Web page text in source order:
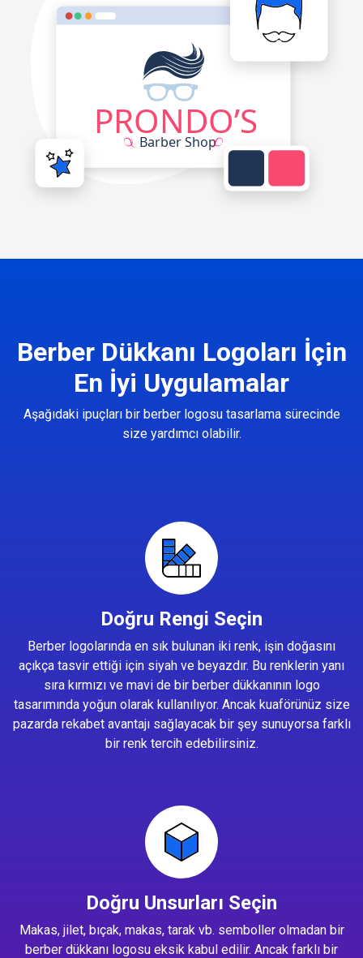
Berber Dükkanı Logoları İçin
En İyi Uygulamalar
Aşağıdaki ipuçları bir berber logosu tasarlama sürecinde
size yardımcı olabilir.
Doğru Rengi Seçin
Berber logolarında en sık bulunan iki renk, işin doğasını
açıkça tasvir ettiği için siyah ve beyazdır. Bu renklerin yanı
sıra kırmızı ve mavi de bir berber dükkanının logo
tasarımında yoğun olarak kullanılıyor. Ancak kuaförünüz size
pazarda rekabet avantajı sağlayacak bir şey sunuyorsa farklı
bir renk tercih edebilirsiniz.
Doğru Unsurları Seçin
Makas, jilet, bıçak, makas, tarak vb. semboller olmadan bir
berber dükkanı logosu eksik kabul edilir. Ancak farklı bir